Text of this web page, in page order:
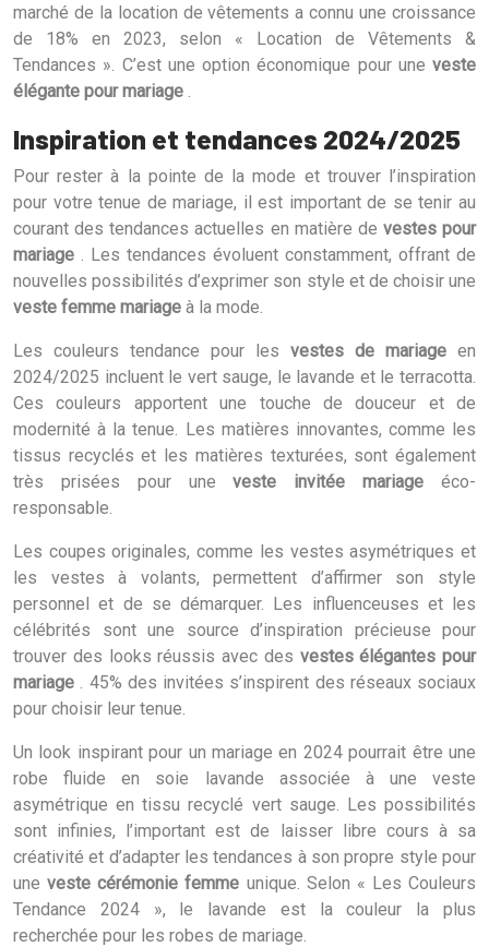
marché de la location de vêtements a connu une croissance
de 18% en 2023, selon « Location de Vêtements &
Tendances ». C’est une option économique pour une veste
élégante pour mariage
Inspiration et tendances 2024/2025
Pour rester à la pointe de la mode et trouver l’inspiration
pour votre tenue de mariage, il est important de se tenir au
courant des tendances actuelles en matière de vestes pour
mariage
. Les tendances évoluent constamment, offrant de
nouvelles possibilités d’exprimer son style et de choisir une
veste femme mariage à la mode.
Les couleurs tendance pour les vestes de mariage en
2024/2025 incluent le vert sauge, le lavande et le terracotta.
Ces couleurs apportent une touche de douceur et de
modernité à la tenue. Les matières innovantes, comme les
tissus recyclés et les matières texturées, sont également
très prisées pour uneveste invitée mariageéco-
responsable.
Les coupes originales, comme les vestes asymétriques et
les vestes à volants, permettent d’affirmer son style
personnel et de se démarquer. Les influenceuses et les
célébrités sont une source d’inspiration précieuse pour
trouver des looks réussis avec des vestes élégantes pour
mariage
. 45% des invitées s’inspirent des réseaux sociaux
pour choisir leur tenue.
Un look inspirant pour un mariage en 2024 pourrait être une
robe fluide en soie lavande associée à une veste
asymétrique en tissu recyclé vert sauge. Les possibilités
sont infinies, l’important est de laisser libre cours à sa
créativité et d’adapter les tendances à son propre style pour
uneveste cérémonie femme unique. Selon « Les Couleurs
Tendance 2024 », le lavande est la couleur la plus
recherchée pour les robes de mariage.